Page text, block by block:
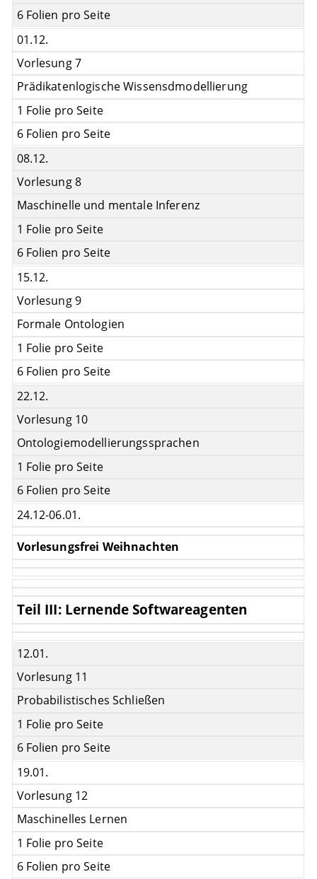
6 Folien pro Seite
01.12.
Vorlesung 7
Prädikatenlogische Wissensdmodellierung
1 Folie pro Seite
6 Folien pro Seite
08.12.
Vorlesung 8
Maschinelle und mentale Inferenz
1 Folie pro Seite
6 Folien pro Seite
15.12.
Vorlesung 9
Formale Ontologien
1 Folie pro Seite
6 Folien pro Seite
22.12.
Vorlesung 10
Ontologiemodellierungssprachen
1 Folie pro Seite
6 Folien pro Seite
24.12-06.01.
Vorlesungsfrei Weihnachten
Teil III: Lernende Softwareagenten
12.01.
Vorlesung 11
Probabilistisches Schließen
1 Folie pro Seite
6 Folien pro Seite
19.01.
Vorlesung 12
Maschinelles Lernen
1 Folie pro Seite
6 Folien pro Seite